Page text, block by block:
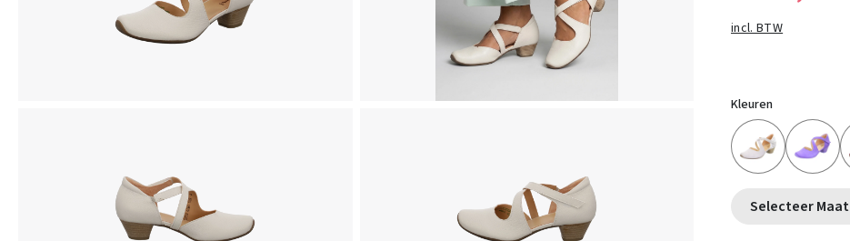
incl. BTW
Kleuren
Selecteer Maat